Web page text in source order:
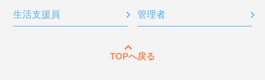
生活支援員 管理者
TOPへ戻る